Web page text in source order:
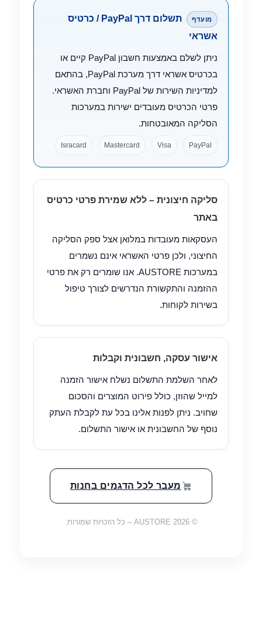
Sample Page
Terms of use
מועדפים
איך מזמינים?
מדיניות פרטיות ותנאי שימוש
משלוחים
צור קשר
תנאי תשלום
מועדף
תשלום דרך PayPal / כרטיס
אשראי
ניתן לשלם באמצעות חשבון PayPal קיים או
בכרטיס אשראי דרך מערכת PayPal, בהתאם
למדיניות השירות של PayPal וחברת האשראי.
פרטי הכרטיס מעובדים ישירות במערכות
הסליקה המאובטחות.
PayPal
Visa
Mastercard
Isracard
סליקה חיצונית – ללא שמירת פרטי כרטיס
באתר
העסקאות מעובדות במלואן אצל ספק הסליקה
החיצוני, ולכן פרטי האשראי אינם נשמרים
במערכות AUSTORE. אנו שומרים רק את פרטי
ההזמנה והתקשורת הנדרשים לצורך טיפול
בשירות לקוחות.
אישור עסקה, חשבונית וקבלות
לאחר השלמת התשלום נשלח אישור הזמנה
למייל שהוזן, כולל פירוט המוצרים והסכום
שחויב. ניתן לפנות אלינו בכל עת לקבלת העתק
נוסף של החשבונית או אישור התשלום.
מעבר לכל הדגמים בחנות
©
2026